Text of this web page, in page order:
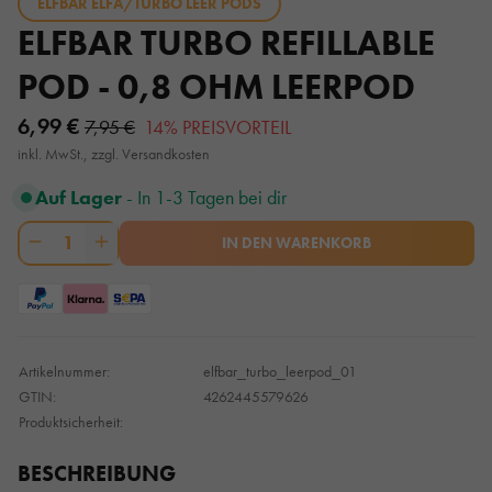
ELFBAR TURBO REFILLABLE
POD - 0,8 OHM LEERPOD
6,99 € 7,95 € 14% PREISVORTEIL
inkl. MwSt., zzgl. Versandkosten
Auf Lager - In 1-3 Tagen bei dir
1
IN DEN WARENKORB
Artikelnummer:
elfbar_turbo_leerpod_01
GTIN:
4262445579626
Produktsicherheit:
BESCHREIBUNG